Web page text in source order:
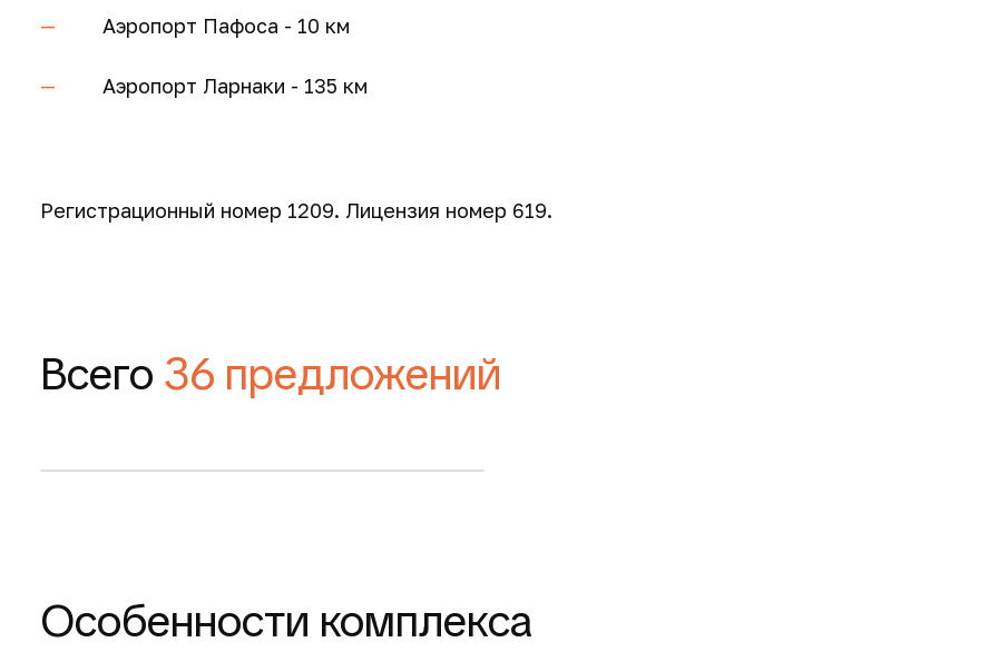
Аэропорт Пафоса - 10 км
Аэропорт Ларнаки - 135 км
Регистрационный номер 1209. Лицензия номер 619.
Всего 36 предложений
Запросить планировку
Особенности комплекса